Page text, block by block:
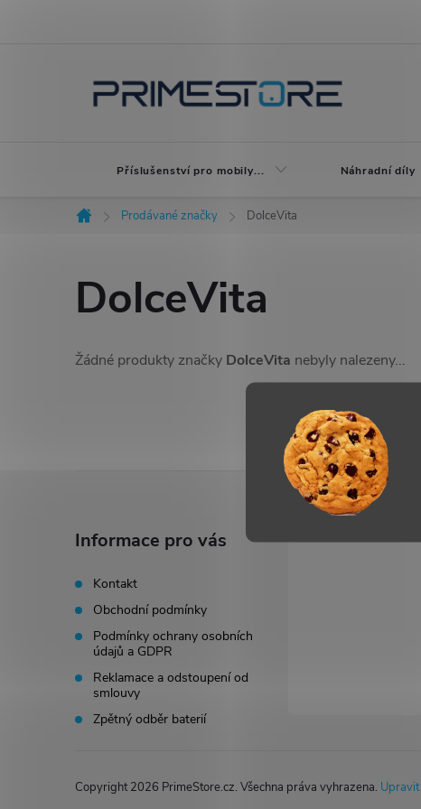
Příslušenství pro mobily... Náhradní díly
Domů
Prodávané značky DolceVita
DolceVita
Žádné produkty značky DolceVita nebyly nalezeny...
Informace pro vás
Kontakt
Obchodní podmínky
Podmínky ochrany osobních
údajů a GDPR
Reklamace a odstoupení od
smlouvy
Zpětný odběr baterií
Copyright 2026 PrimeStore.cz. Všechna práva vyhrazena.